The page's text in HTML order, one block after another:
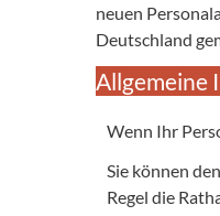
neuen
Deutschland
Allgemeine
Wenn Ihr
Sie können
Regel die